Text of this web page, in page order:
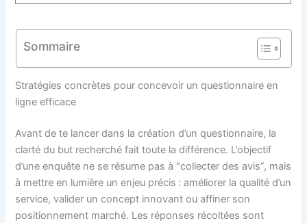
Sommaire
Stratégies concrètes pour concevoir un questionnaire en
ligne efficace
Avant de te lancer dans la création d’un questionnaire, la
clarté du but recherché fait toute la différence. L’objectif
d’une enquête ne se résume pas à “collecter des avis”, mais
à mettre en lumière un enjeu précis : améliorer la qualité d’un
service, valider un concept innovant ou affiner son
positionnement marché. Les réponses récoltées sont